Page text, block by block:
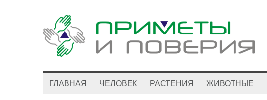
ГЛАВНАЯ ЧЕЛОВЕК РАСТЕНИЯ ЖИВОТНЫЕ